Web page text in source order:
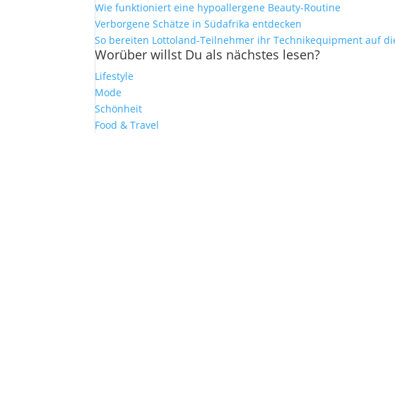
Wie funktioniert eine hypoallergene Beauty-Routine
Verborgene Schätze in Südafrika entdecken
So bereiten Lottoland-Teilnehmer ihr Technikequipment auf
Worüber willst Du als nächstes lesen?
Lifestyle
Mode
Schönheit
Food & Travel